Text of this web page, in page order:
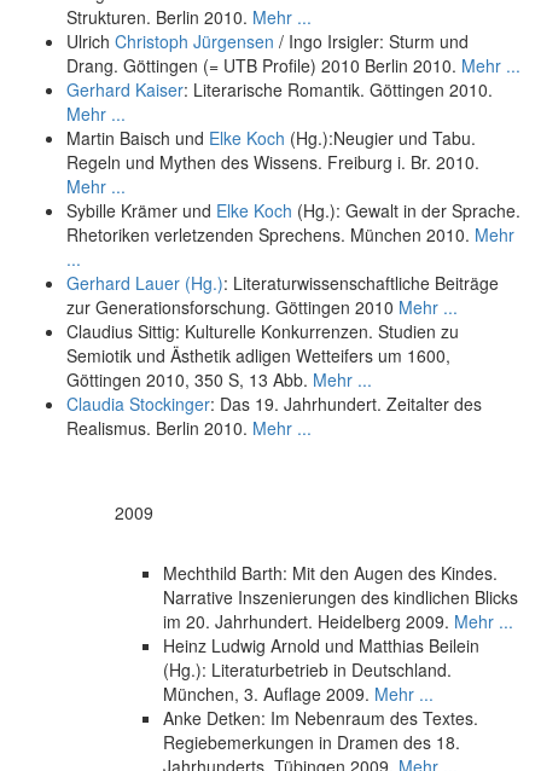
Strukturen. Berlin 2010. Mehr ...
Ulrich Christoph Jürgensen / Ingo Irsigler: Sturm und
Drang. Göttingen (= UTB Profile) 2010 Berlin 2010. Mehr ...
Gerhard Kaiser: Literarische Romantik. Göttingen 2010.
Mehr ...
Martin Baisch und Elke Koch (Hg.):Neugier und Tabu.
Regeln und Mythen des Wissens. Freiburg i. Br. 2010.
Mehr ...
Sybille Krämer und Elke Koch (Hg.): Gewalt in der Sprache.
Rhetoriken verletzenden Sprechens. München 2010. Mehr
...
Gerhard Lauer (Hg.): Literaturwissenschaftliche Beiträge
zur Generationsforschung. Göttingen 2010 Mehr ...
Claudius Sittig: Kulturelle Konkurrenzen. Studien zu
Semiotik und Ästhetik adligen Wetteifers um 1600,
Göttingen 2010, 350 S, 13 Abb. Mehr ...
Claudia Stockinger: Das 19. Jahrhundert. Zeitalter des
Realismus. Berlin 2010. Mehr ...
2009
Mechthild Barth: Mit den Augen des Kindes.
Narrative Inszenierungen des kindlichen Blicks
im 20. Jahrhundert. Heidelberg 2009. Mehr ...
Heinz Ludwig Arnold und Matthias Beilein
(Hg.): Literaturbetrieb in Deutschland.
München, 3. Auflage 2009. Mehr ...
Anke Detken: Im Nebenraum des Textes.
Regiebemerkungen in Dramen des 18.
Jahrhunderts. Tübingen 2009. Mehr ...